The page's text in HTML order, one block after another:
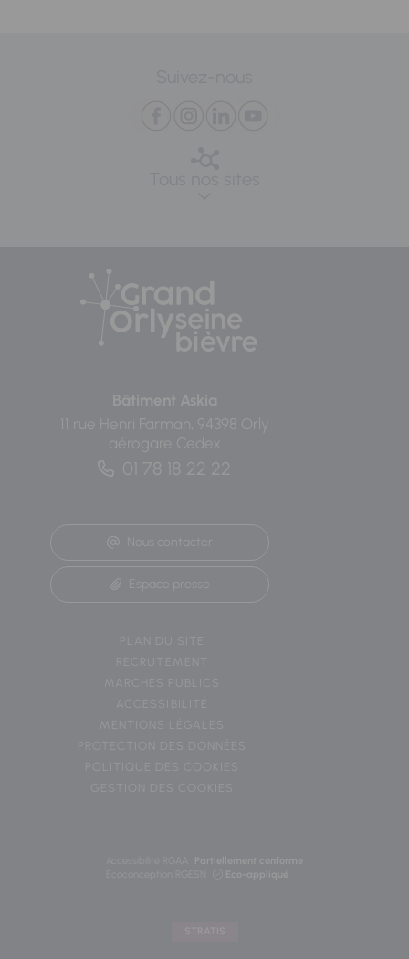
Bâtiment Askia
11 rue Henri Farman, 94398 Orly
aérogare Cedex
01 78 18 22 22
Nous contacter
Espace presse
PLAN DU SITE
RECRUTEMENT
MARCHÉS PUBLICS
ACCESSIBILITÉ
MENTIONS LÉGALES
Partiellement conforme
Eco-appliqué